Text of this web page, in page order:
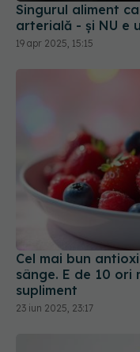
Singurul aliment
arterială - și NU e
19 apr 2025, 15:15
Cel mai bun
sânge. E de 10
supliment
23 iun 2025, 23:17